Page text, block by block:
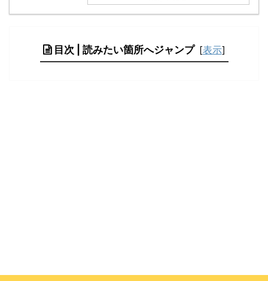
目次 | 読みたい箇所へジャンプ [表示]